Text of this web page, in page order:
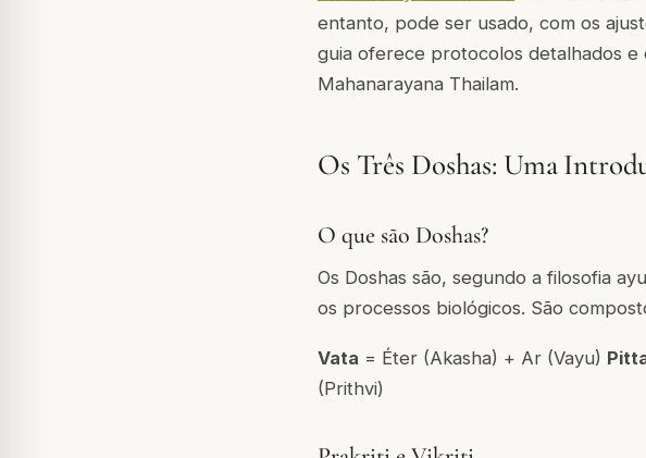
entanto, pode ser usado, com os
guia oferece protocolos detalhados e
Mahanarayana Thailam.
Os Três Doshas: Uma
O que são Doshas?
Os Doshas são, segundo a filosofia
os processos biológicos. São
Vata = Éter (Akasha) + Ar (Vayu)
(Prithvi)